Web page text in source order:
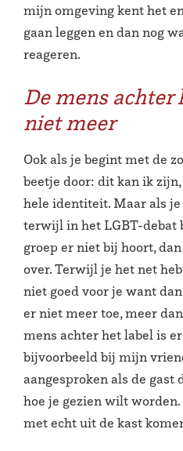
mijn omgeving kent het
gaan leggen en dan nog
reageren.
De mens achter
niet meer
Ook als je begint met de
beetje door: dit kan ik
hele identiteit. Maar als
terwijl in het LGBT-debat
groep er niet bij hoort,
over. Terwijl je het net
niet goed voor je want
er niet meer toe, meer
mens achter het label is
bijvoorbeeld bij mijn
aangesproken als de gast
hoe je gezien wilt
met echt uit de kast